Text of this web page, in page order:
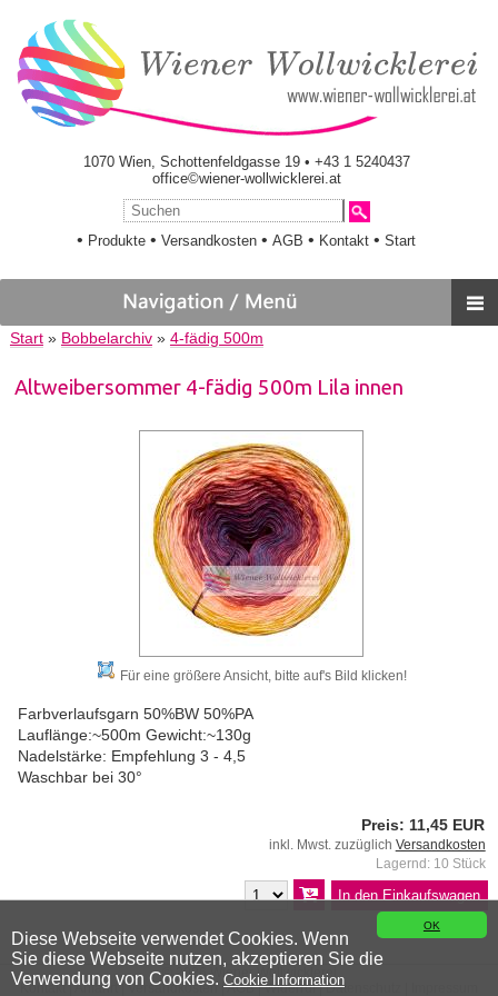
OK
Diese Webseite verwendet Cookies. Wenn
Sie diese Webseite nutzen, akzeptieren Sie die
Verwendung von Cookies. Cookie Information
1070 Wien, Schottenfeldgasse 19 • +43 1 5240437
office©wiener-wollwicklerei.at
• Produkte •Versandkosten •AGB • Kontakt •Start
Start» Bobbelarchiv» 4-fädig 500m
Altweibersommer 4-fädig 500m Lila innen
Für eine größere Ansicht, bitte auf's Bild klicken!
Farbverlaufsgarn 50%BW 50%PA
Lauflänge:~500m Gewicht:~130g
Nadelstärke: Empfehlung 3 - 4,5
Waschbar bei 30°
Preis: 11,45 EUR
inkl. Mwst. zuzüglich Versandkosten
Lagernd: 10 Stück
© 2026 Wiener Wollwicklerei
Kontakt |Anfahrt |Versandkosten |AGB|Widerruf|Datenschutz